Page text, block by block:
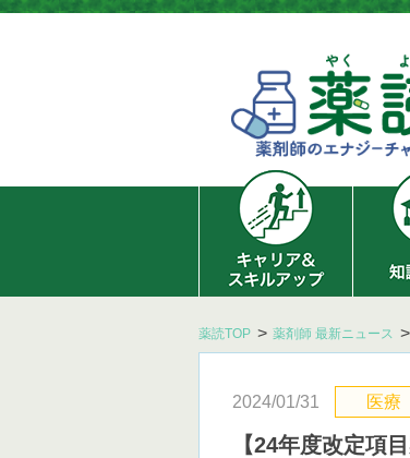
薬読TOP 薬剤師 最新ニュース
2024/01/31 医療
【24年度改定項